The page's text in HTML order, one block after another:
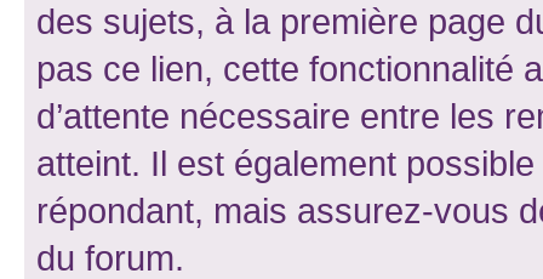
des sujets, à la première page
pas ce lien, cette fonctionnalité
d’attente nécessaire entre les
atteint. Il est également
répondant, mais assurez-vous
du forum.